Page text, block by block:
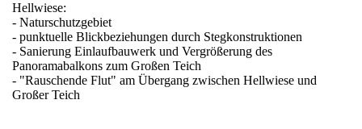
Hellwiese:
- Naturschutzgebiet
- punktuelle Blickbeziehungen durch Stegkonstruktionen
- Sanierung Einlaufbauwerk und Vergrößerung des
Panoramabalkons zum Großen Teich
- "Rauschende Flut" am Übergang zwischen Hellwiese und
Großer Teich